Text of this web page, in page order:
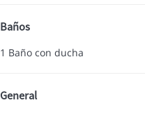
Baños
1 Baño con ducha
General